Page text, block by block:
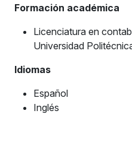
Formación académica
Licenciatura en
Universidad
Idiomas
Español
Inglés